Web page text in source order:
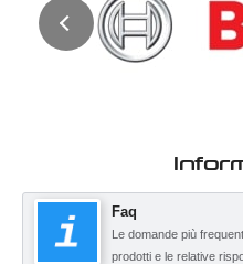
Faq
Le domande più
prodotti e le relative